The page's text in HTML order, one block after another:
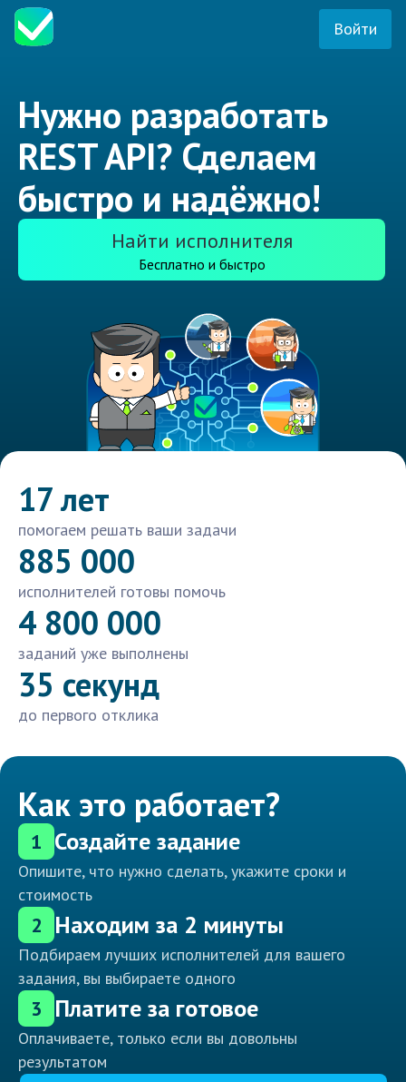
Войти
Нужно разработать
REST API? Сделаем
быстро и надёжно!
Найти исполнителя
Бесплатно и быстро
17 лет
помогаем решать ваши задачи
885 000
исполнителей готовы помочь
4 800 000
заданий уже выполнены
35 секунд
до первого отклика
Как это работает?
1 Создайте задание
Опишите, что нужно сделать, укажите сроки и
стоимость
2 Находим за 2 минуты
Подбираем лучших исполнителей для вашего
задания, вы выбираете одного
3 Платите за готовое
Оплачиваете, только если вы довольны
результатом